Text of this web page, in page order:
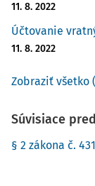
11. 8. 2022
Účtovanie
11. 8. 2022
Zobraziť všetko
Súvisiace
§ 2 zákona č.